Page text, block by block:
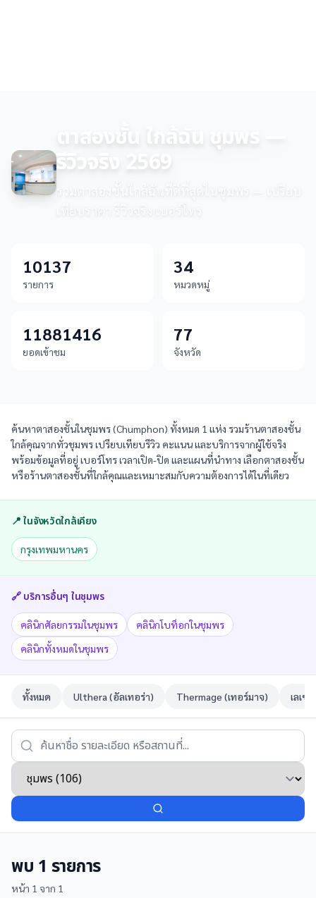
ตาสองชั้น ใกล้ฉัน ชุมพร —
รีวิวจริง 2569
รวมตาสองชั้นใกล้ฉันที่ดีที่สุดในชุมพร — เปรียบ
เทียบราคา รีวิวจริง เบอร์โทร
10137
รายการ
34
หมวดหมู่
11881416
ยอดเข้าชม
77
จังหวัด
ค้นหาตาสองชั้นในชุมพร (Chumphon) ทั้งหมด 1 แห่ง รวมร้านตาสองชั้น
ใกล้คุณจากทั่วชุมพร เปรียบเทียบรีวิว คะแนน และบริการจากผู้ใช้จริง
พร้อมข้อมูลที่อยู่ เบอร์โทร เวลาเปิด-ปิด และแผนที่นำทาง เลือกตาสองชั้น
หรือร้านตาสองชั้นที่ใกล้คุณและเหมาะสมกับความต้องการได้ในที่เดียว
📍 ในจังหวัดใกล้เคียง
กรุงเทพมหานคร
🔗 บริการอื่นๆ ในชุมพร
คลินิกศัลยกรรมในชุมพร
คลินิกโบท็อกในชุมพร
คลินิกทั้งหมดในชุมพร
ทั้งหมด Ulthera (อัลเทอร่า) Thermage (เทอร์มาจ) เลเซ
พบ 1 รายการ
หน้า 1 จาก 1